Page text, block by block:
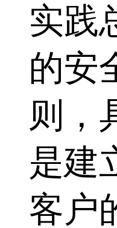
实践
的安
则，
是建
客户